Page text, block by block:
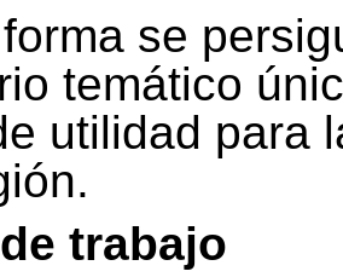
se
temático
utilidad para
trabajo